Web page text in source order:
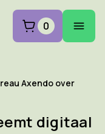
0
Axendo over
digitaal